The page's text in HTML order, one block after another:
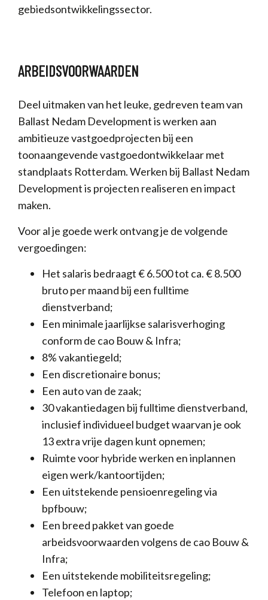
gebiedsontwikkelingssector.
ARBEIDSVOORWAARDEN
Deel uitmaken van het leuke, gedreven team van
Ballast Nedam Development is werken aan
ambitieuze vastgoedprojecten bij een
toonaangevende vastgoedontwikkelaar met
standplaats Rotterdam. Werken bij Ballast Nedam
Development is projecten realiseren en impact
maken.
Voor al je goede werk ontvang je de volgende
vergoedingen:
Het salaris bedraagt € 6.500 tot ca. € 8.500
bruto per maand bij een fulltime
dienstverband;
Een minimale jaarlijkse salarisverhoging
conform de cao Bouw & Infra;
8% vakantiegeld;
Een discretionaire bonus;
Een auto van de zaak;
30 vakantiedagen bij fulltime dienstverband,
inclusief individueel budget waarvan je ook
13 extra vrije dagen kunt opnemen;
Ruimte voor hybride werken en inplannen
eigen werk/kantoortijden;
Een uitstekende pensioenregeling via
bpfbouw;
Een breed pakket van goede
arbeidsvoorwaarden volgens de cao Bouw &
Infra;
Een uitstekende mobiliteitsregeling;
Telefoon en laptop;